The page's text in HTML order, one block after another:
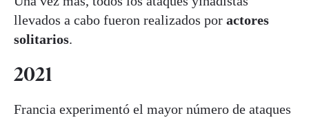
llevados a cabo fueron realizados por actores
solitarios.
2021
Francia experimentó el mayor número de ataques